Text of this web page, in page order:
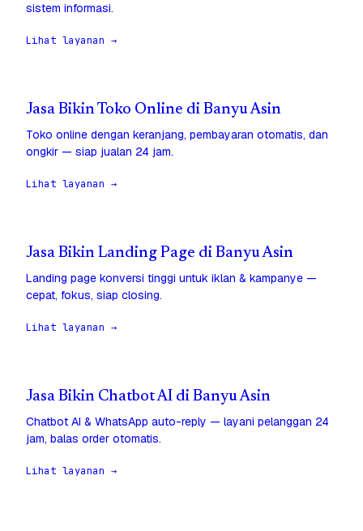
sistem informasi.
Lihat layanan →
Jasa Bikin Toko Online di Banyu Asin
Toko online dengan keranjang, pembayaran otomatis, dan
ongkir — siap jualan 24 jam.
Lihat layanan →
Jasa Bikin Landing Page di Banyu Asin
Landing page konversi tinggi untuk iklan & kampanye —
cepat, fokus, siap closing.
Lihat layanan →
Jasa Bikin Chatbot AI di Banyu Asin
Chatbot AI & WhatsApp auto-reply — layani pelanggan 24
jam, balas order otomatis.
Lihat layanan →